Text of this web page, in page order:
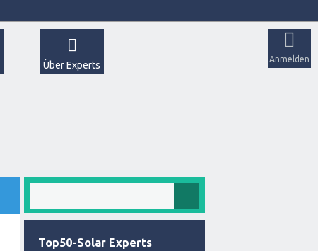
Anmelden
Über Experts
Top50-Solar Experts